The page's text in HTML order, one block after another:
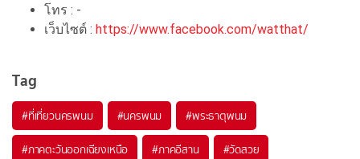
โทร : -
เว็บไซต์ : https://www.facebook.com/watthat/
Tag
#ที่เที่ยวนครพนม #นครพนม #พระธาตุพนม
#ภาคตะวันออกเฉียงเหนือ #ภาคอีสาน #วัดสวย